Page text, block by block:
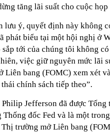
tăng lãi suất cho cuộc
lưu ý, quyết định này không
phát biểu tại một hội nghị ở
sắp tới của chúng tôi không
việc giữ nguyên mức lãi
Liên bang (FOMC) xem xét
chính sách tiếp theo”.
Jefferson đã được
đốc Fed và là một
trường mở Liên bang